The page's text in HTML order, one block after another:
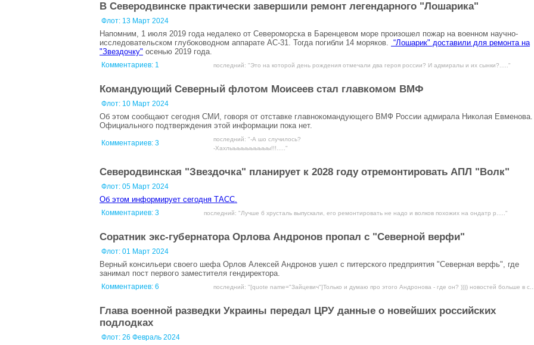
В Северодвинске практически завершили ремонт легендарного "Лошарика"
Флот: 13 Март 2024
Напомним, 1 июля 2019 года недалеко от Североморска в Баренцевом море произошел пожар на военном научно-
исследовательском глубоководном аппарате АС-31. Тогда погибли 14 моряков. “Лошарик" доставили для ремонта на
"Звездочку" осенью 2019 года.
Комментариев: 1 последний: "Это на которой день рождения отмечали два героя россии? И адмиралы и их сынки?....."
Командующий Северный флотом Моисеев стал главкомом ВМФ
Флот: 10 Март 2024
Об этом сообщают сегодня СМИ, говоря от отставке главнокомандующего ВМФ России адмирала Николая Евменова.
Официального подтверждения этой информации пока нет.
Комментариев: 3
последний: "-А шо случилось?
-Хахлыыыыыыыыыы!!!....."
Северодвинская "Звездочка" планирует к 2028 году отремонтировать АПЛ "Волк"
Флот: 05 Март 2024
Об этом информирует сегодня ТАСС.
Комментариев: 3 последний: "Лучше б хрусталь выпускали, его ремонтировать не надо и волков похожих на ондатр р....."
Соратник экс-губернатора Орлова Андронов пропал с "Северной верфи"
Флот: 01 Март 2024
Верный консильери своего шефа Орлов Алексей Андронов ушел с питерского предприятия "Северная верфь", где
занимал пост первого заместителя гендиректора.
Комментариев: 6 последний: "[quote name="Зайцевич"]Только и думаю про этого Андронова - где он? )))) новостей больше в
Глава военной разведки Украины передал ЦРУ данные о новейших российских
подлодках
Флот: 26 Февраль 2024